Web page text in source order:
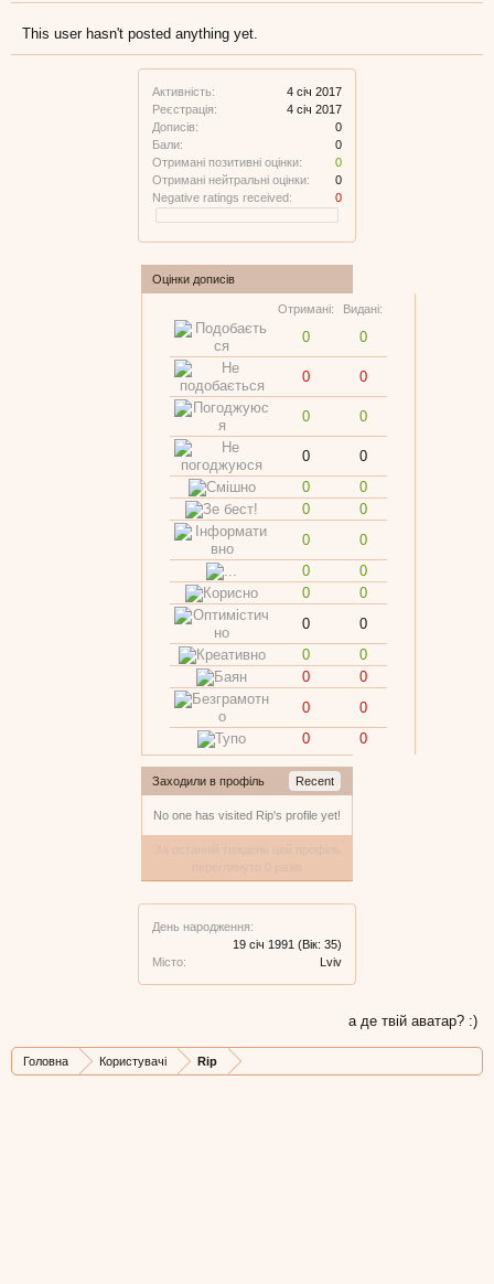
Активність:
4 січ 2017
Реєстрація:
4 січ 2017
Дописів:
0
Бали:
0
Отримані позитивні оцінки:
0
Отримані нейтральні оцінки:
0
Negative ratings received:
0
Оцінки дописів
Отримані: Видані:
0 0
0 0
0 0
0
0
0
0
0
0
0
0
0
0
0
0
0
0
0
0
0
0
0
0
0
0
Заходили в профіль Recent
No one has visited Rip's profile yet!
День народження:
19 січ 1991 (Вік: 35)
Місто:
Lviv
This user hasn't posted anything yet.
а де твій аватар? :)
Головна Користувачі Rip